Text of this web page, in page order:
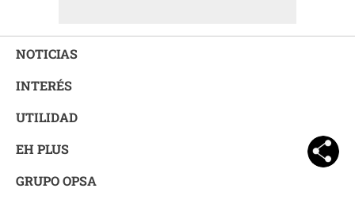
NOTICIAS
INTERÉS
UTILIDAD
EH PLUS
GRUPO OPSA